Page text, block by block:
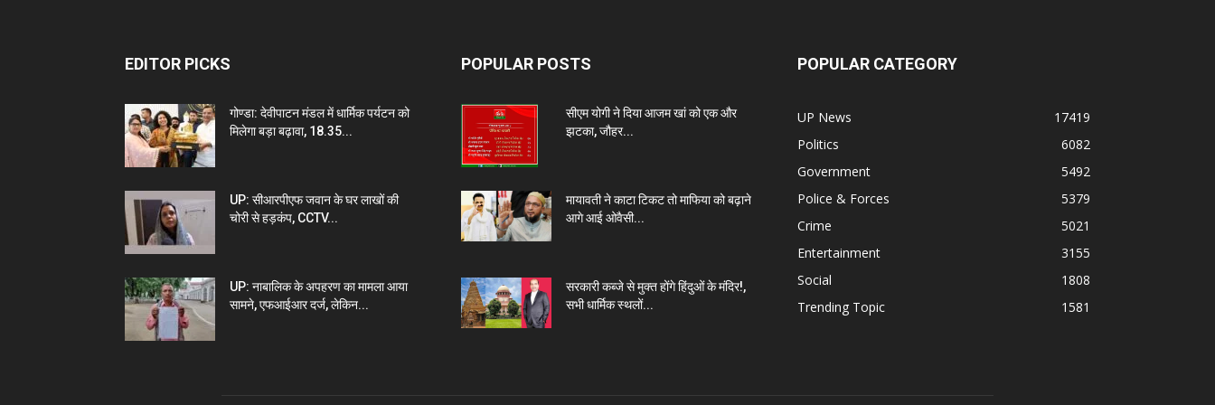
EDITOR PICKS
गोण्डा: देवीपाटन मंडल में धार्मिक पर्यटन को
मिलेगा बड़ा बढ़ावा, 18.35...
UP: सीआरपीएफ जवान के घर लाखों की
चोरी से हड़कंप, CCTV...
UP: नाबालिक के अपहरण का मामला आया
सामने, एफआईआर दर्ज, लेकिन...
POPULAR POSTS
सीएम योगी ने दिया आजम खां को एक और
झटका, जौहर...
मायावती ने काटा टिकट तो माफिया को बढ़ाने
आगे आई ओवैसी...
सरकारी कब्जे से मुक्त होंगे हिंदुओं के मंदिर!,
सभी धार्मिक स्थलों...
POPULAR CATEGORY
UP News
17419
Politics
6082
Government
5492
Police & Forces
5379
Crime
5021
Entertainment
3155
Social
1808
Trending Topic
1581